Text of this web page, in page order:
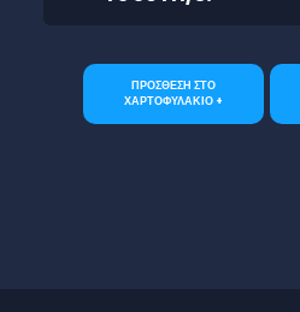
ΠΡΟΣΘΕΣΗ ΣΤΟ
ΧΑΡΤΟΦΥΛΑΚΙΟ +